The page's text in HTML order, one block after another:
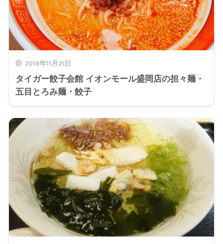
2018年11月21日
タイガー餃子会館 イオンモール盛岡店の担々麺・
五目とろみ麺・餃子